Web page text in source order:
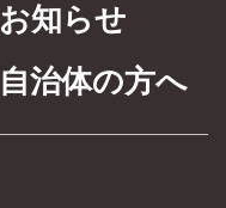
お知らせ
自治体の方へ